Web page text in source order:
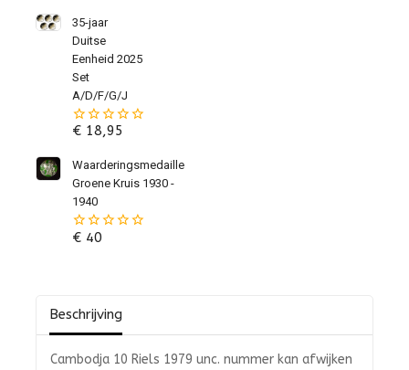
de
35-jaar
Duitse
Eenheid 2025
Set
A/D/F/G/J
0
de
5
€18,95
Waarderingsmedaille
Groene Kruis 1930 -
1940
0
€40
Beschrijving
Cambodja 10 Riels 1979 unc. nummer kan afwijken